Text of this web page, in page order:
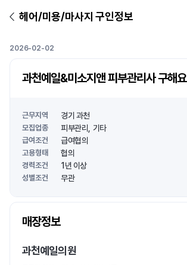
헤어/미용/마사지 구인정보
2026-02-02
과천예일&미소지앤 피부관리사 구해요
근무지역 경기 과천
모집업종 피부관리 기타
급여조건 급여협의
고용형태 협의
경력조건 1년 이상
성별조건 무관
매장정보
과천예일의원